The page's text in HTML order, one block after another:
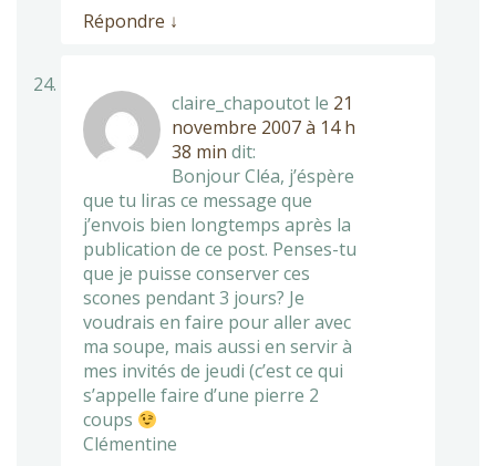
Répondre ↓
claire_chapoutot le 21
novembre 2007 à 14 h
38 min dit:
Bonjour Cléa, j’éspère
que tu liras ce message que
j’envois bien longtemps après la
publication de ce post. Penses-tu
que je puisse conserver ces
scones pendant 3 jours? Je
voudrais en faire pour aller avec
ma soupe, mais aussi en servir à
mes invités de jeudi (c’est ce qui
s’appelle faire d’une pierre 2
coups
Clémentine